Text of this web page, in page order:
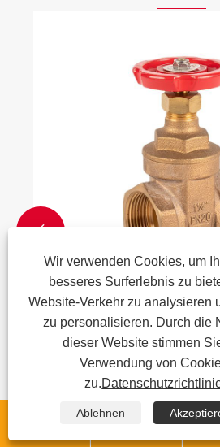
Was sind die
Bronzeventile?
Mehr sehen >>

Wir verwenden Cookies, um
besseres Surferlebnis zu
Website-Verkehr zu analysieren
zu personalisieren. Durch die
dieser Website stimmen
Verwendung von
zu.
Ablehnen